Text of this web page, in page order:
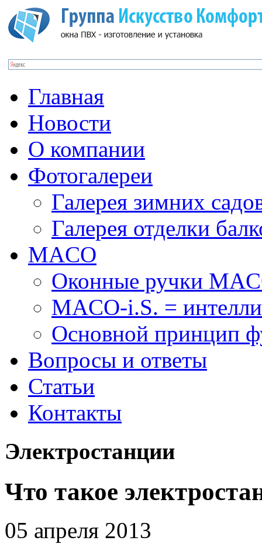
Главная
Новости
О компании
Фотогалереи
Галерея зимних
Галерея отделки
MACO
Оконные ручки
MACO-i.S. =
Основной принцип
Вопросы и ответы
Статьи
Контакты
Электростанции
Что такое
05 апреля 2013